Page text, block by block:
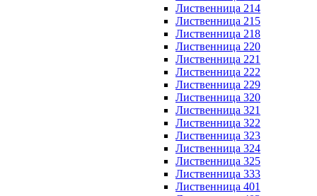
Лиственница 214
Лиственница 215
Лиственница 218
Лиственница 220
Лиственница 221
Лиственница 222
Лиственница 229
Лиственница 320
Лиственница 321
Лиственница 322
Лиственница 323
Лиственница 324
Лиственница 325
Лиственница 333
Лиственница 401